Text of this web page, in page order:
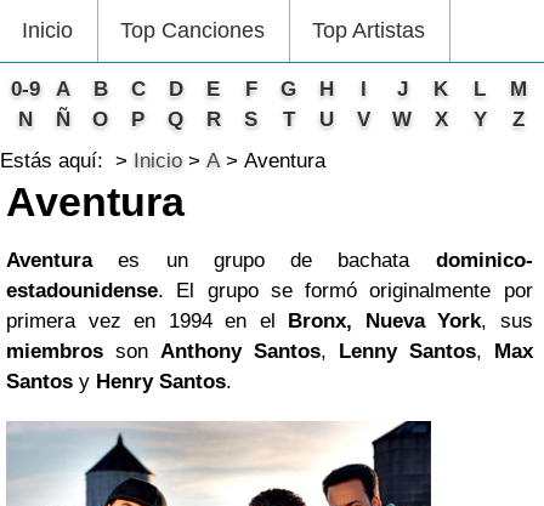
Inicio Top Canciones Top Artistas
0-9 A B C D E F G H I J K L
M
N
Ñ O P Q R S T U V W X Y
Z
Estás aquí:
Inicio A Aventura
Aventura
Aventuraes un grupo de bachata dominico-
estadounidense. El grupo se formó originalmente por
primera vez en 1994 en el Bronx, Nueva York, sus
miembros son Anthony Santos, Lenny Santos, Max
Santos y Henry Santos.